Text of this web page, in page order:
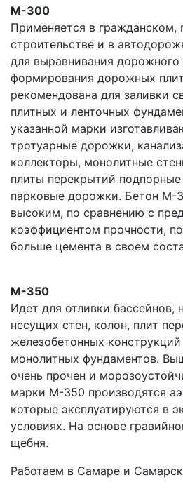
М-300
Применяется в
строительстве и в
для выравнивания дорожного
формирования дорожных
рекомендована для заливки
плитных и ленточных
указанной марки
тротуарные дорожки,
коллекторы, монолитные
плиты перекрытий
парковые дорожки. Бетон М-
высоким, по сравнению с
коэффициентом прочности,
больше цемента в своем
М-350
Идет для отливки бассейнов,
несущих стен, колон, плит
железобетонных
монолитных фундаментов.
очень прочен и
марки М-350 производятся
которые эксплуатируются в
условиях. На основе
щебня.
Работаем в Самаре и